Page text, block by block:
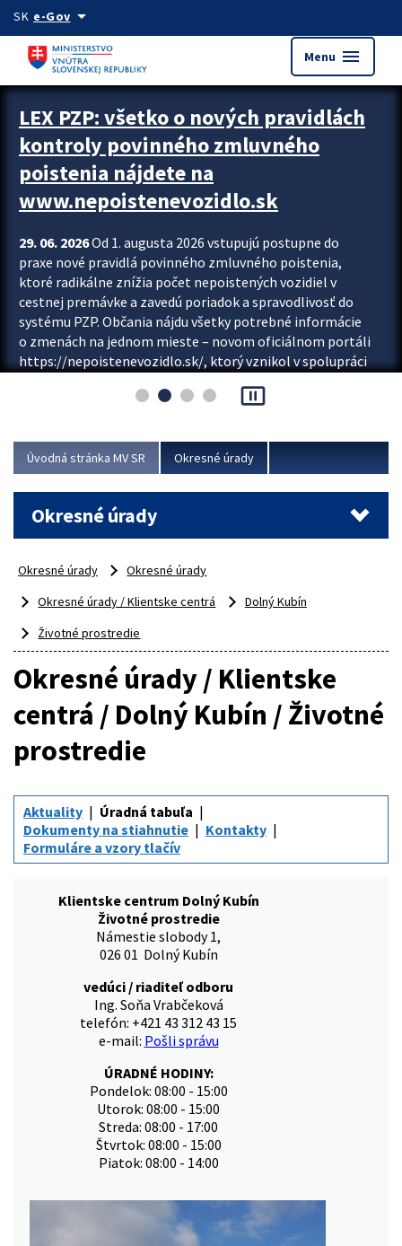
Preskocit na hlavný obsah
SK e-Govarrow_drop_down
Menu menu
Zastavit automatický posun upútavok
LEX PZP: všetko o nových pravidlách
kontroly povinného zmluvného
poistenia nájdete na
www.nepoistenevozidlo.sk
29. 06. 2026Od 1. augusta 2026 vstupujú postupne do
praxe nové pravidlá povinného zmluvného poistenia,
ktoré radikálne znížia počet nepoistených vozidiel v
cestnej premávke a zavedú poriadok a spravodlivosť do
systému PZP. Občania nájdu všetky potrebné informácie
o zmenách na jednom mieste – novom oficiálnom portáli
https://nepoistenevozidlo.sk/, ktorý vznikol v spolupráci
asociácie poisťovní (SLASPO) a Ministerstva vnútra SR.
Viac
pause_presentation
Úvodná stránka MV SR Okresné úrady
Okresné úrady
Okresné úrady
Okresné úrady
Okresné úrady / Klientske centrá
Dolný Kubín
Životné prostredie
Okresné úrady / Klientske
centrá / Dolný Kubín / Životné
prostredie
Aktuality
Úradná tabuľa
Dokumenty na stiahnutie
Kontakty
Formuláre a vzory tlačív
Klientske centrum Dolný Kubín
Životné prostredie
Námestie slobody 1,
026 01 Dolný Kubín
vedúci / riaditeľ odboru
Ing. Soňa Vrabčeková
telefón: +421 43 312 43 15
e-mail: Pošli správu
ÚRADNÉ HODINY:
Pondelok: 08:00 - 15:00
Utorok: 08:00 - 15:00
Streda: 08:00 - 17:00
Štvrtok: 08:00 - 15:00
Piatok: 08:00 - 14:00